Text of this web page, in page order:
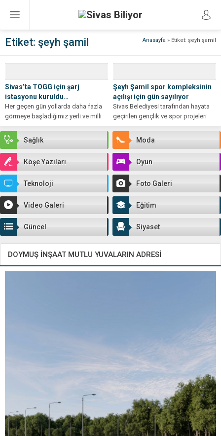
Anasayfa » Etiket: şeyh şamil
Etiket: şeyh şamil
Sivas’ta TOGG için şarj
istasyonu kuruldu…
Her geçen gün yollarda daha fazla
görmeye başladığımız yerli ve milli
otomobilimiz Togg için SİDAŞ...
Şeyh Şamil spor kompleksinin
açılışı için gün sayılıyor
Sivas Belediyesi tarafından hayata
geçirilen gençlik ve spor projeleri
kapsamında Şeyh Şamil
Mahallesi’nde inşa edilen...
Sağlık Moda
Köşe Yazıları Oyun
Teknoloji Foto Galeri
Video Galeri Eğitim
Güncel Siyaset
DOYMUŞ İNŞAAT MUTLU YUVALARIN ADRESİ